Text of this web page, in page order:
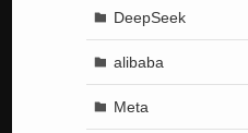
DeepSeek
alibaba
Meta